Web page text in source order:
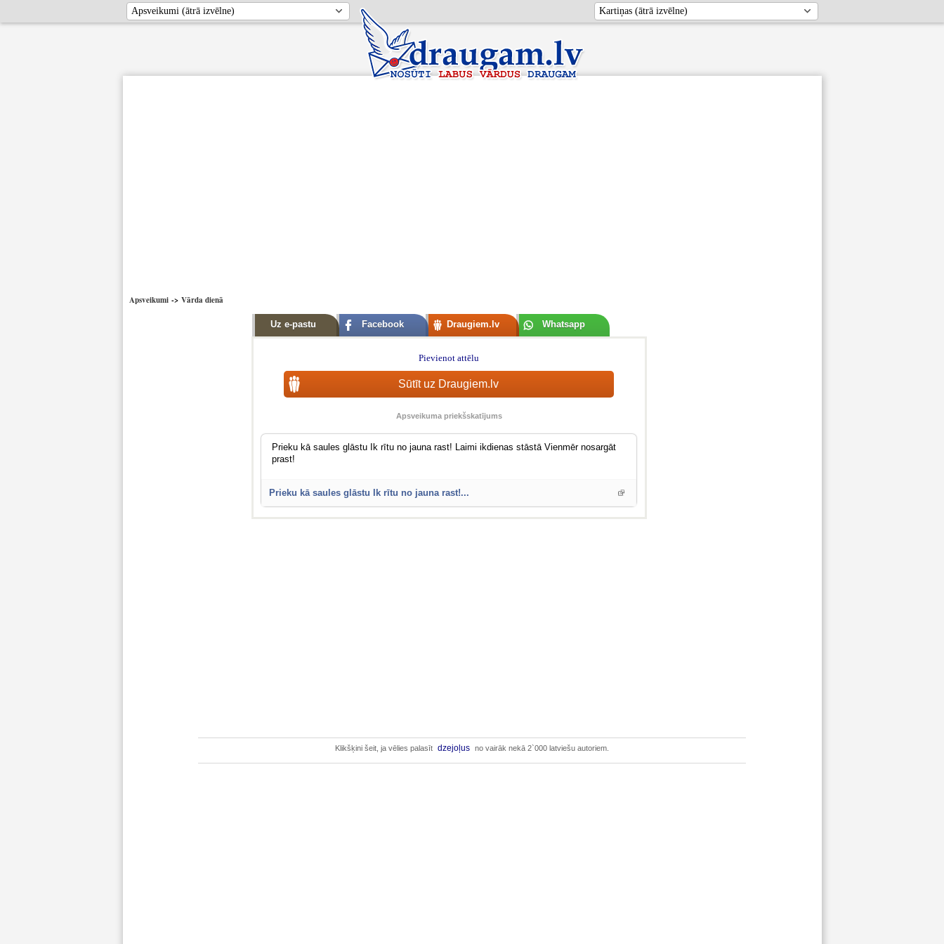
Apsveikumi-> Vārda dienā
Uz e-pastu Facebook Draugiem.lv Whatsapp
Pievienot attēlu
Sūtīt uz Draugiem.lv
Apsveikuma priekšskatījums
Prieku kā saules glāstu Ik rītu no jauna rast! Laimi ikdienas stāstā Vienmēr nosargāt
prast!
Prieku kā saules glāstu Ik rītu no jauna rast!...
Klikšķini šeit, ja vēlies palasīt dzejoļus no vairāk nekā 2`000 latviešu autoriem.